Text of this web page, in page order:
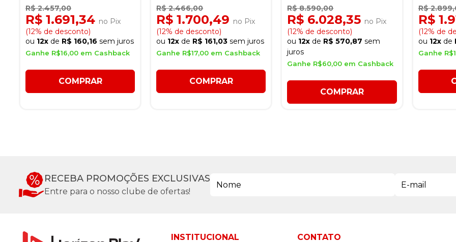
R$ 2.457,00
R$ 1.691,34 no Pix
(12% de desconto)
ou 12x de R$ 160,16 sem juros
Ganhe R$16,00 em Cashback
COMPRAR
R$ 2.466,00
R$ 1.700,49 no Pix
(12% de desconto)
ou 12x de R$ 161,03 sem juros
Ganhe R$17,00 em Cashback
COMPRAR
SSD 16RAM - Transparent
Prata
R$ 8.590,00
R$ 6.028,35 no Pix
(12% de desconto)
ou 12x de R$ 570,87 sem
juros
Ganhe R$60,00 em Cashback
COMPRAR
R$
R$
(12% de
ou 12xde
Ganhe
RECEBA PROMOÇÕES EXCLUSIVAS
Entre para o nosso clube de ofertas!
INSTITUCIONAL CONTATO